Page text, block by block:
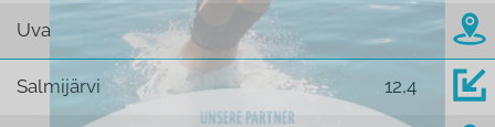
Uva
Salmijärvi 12,4